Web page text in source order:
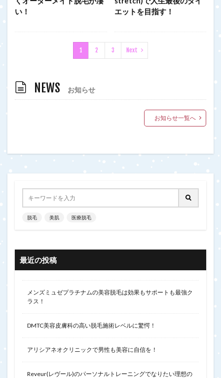
い！
エットを目指す！
1 2 3 Next
NEWS お知らせ
お知らせ一覧へ
脱毛 美肌 医療脱毛
最近の投稿
メンズミュゼプラチナムの美容脱毛は効果もサポートも最強ク
ラス！
DMTC美容皮膚科の高い脱毛施術レベルに驚愕！
アリシアネオクリニックで男性も美容に自信を！
Reveur(レヴール)のパーソナルトレーニングでなりたい理想の